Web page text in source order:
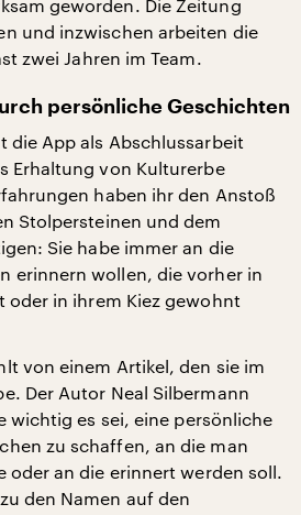
geworden. Die Zeitung
und inzwischen arbeiten die
zwei Jahren im Team.
persönliche Geschichten
die App als Abschlussarbeit
Erhaltung von Kulturerbe
haben ihr den Anstoß
Stolpersteinen und dem
Sie habe immer an die
erinnern wollen, die vorher in
oder in ihrem Kiez gewohnt
von einem Artikel, den sie im
Der Autor Neal Silbermann
wichtig es sei, eine persönliche
zu schaffen, an die man
oder an die erinnert werden soll.
den Namen auf den